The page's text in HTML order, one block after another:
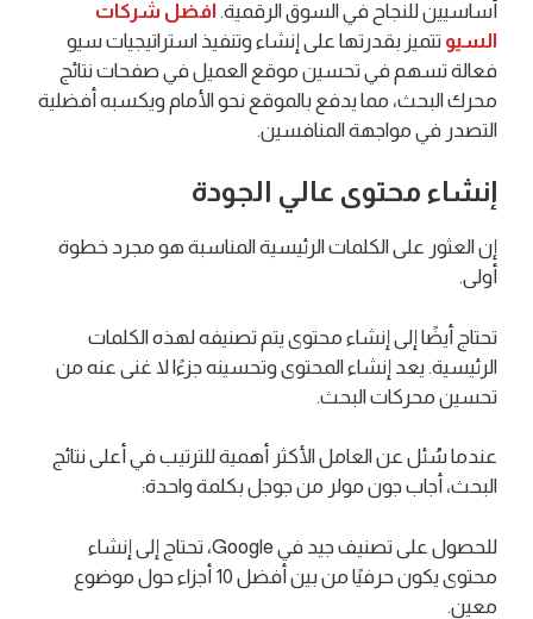
أساسيين للنجاح في السوق الرقمية. افضل شركات
السيو تتميز بقدرتها على إنشاء وتنفيذ استراتيجيات سيو
فعالة تسهم في تحسين موقع العميل في صفحات نتائج
محرك البحث، مما يدفع بالموقع نحو الأمام ويكسبه أفضلية
التصدر في مواجهة المنافسين.
إنشاء محتوى عالي الجودة
إن العثور على الكلمات الرئيسية المناسبة هو مجرد خطوة
أولى.
تحتاج أيضًا إلى إنشاء محتوى يتم تصنيفه لهذه الكلمات
الرئيسية. يعد إنشاء المحتوى وتحسينه جزءًا لا غنى عنه من
تحسين محركات البحث.
عندما سُئل عن العامل الأكثر أهمية للترتيب في أعلى نتائج
البحث، أجاب جون مولر من جوجل بكلمة واحدة:
للحصول على تصنيف جيد في Google، تحتاج إلى إنشاء
محتوى يكون حرفيًا من بين أفضل 10 أجزاء حول موضوع
معين.